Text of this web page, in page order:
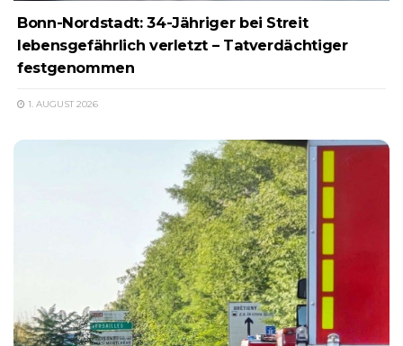
Bonn-Nordstadt: 34-Jähriger bei Streit
lebensgefährlich verletzt – Tatverdächtiger
festgenommen
1. AUGUST 2026